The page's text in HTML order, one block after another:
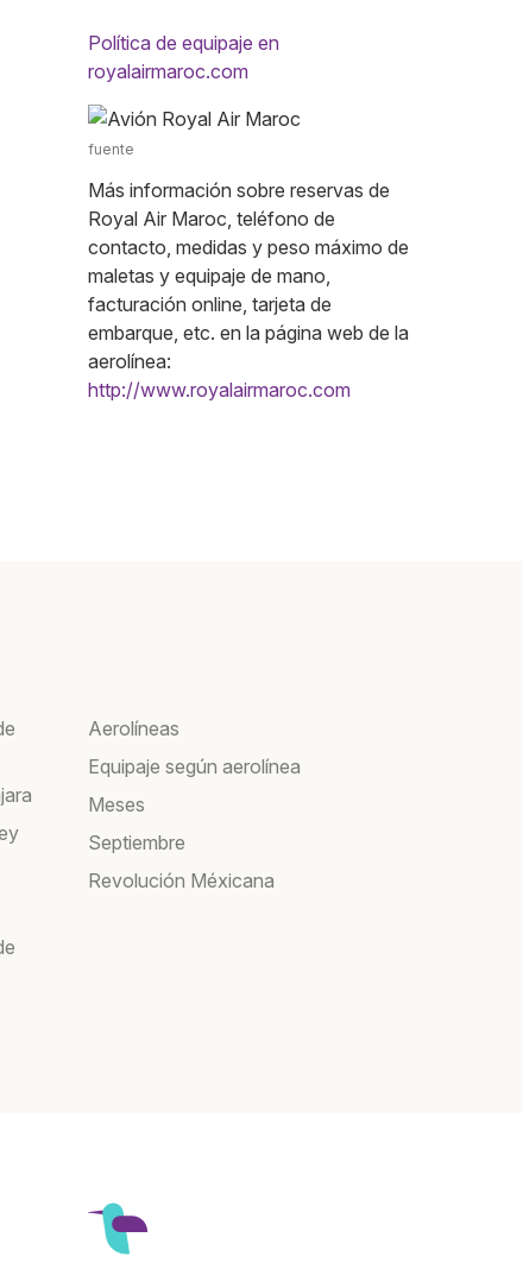
Política de equipaje en
royalairmaroc.com
fuente
Más información sobre reservas de
Royal Air Maroc, teléfono de
contacto, medidas y peso máximo de
maletas y equipaje de mano,
facturación online, tarjeta de
embarque, etc. en la página web de la
aerolínea:
http://www.royalairmaroc.com
Aerolíneas
Equipaje según aerolínea
Meses
Septiembre
Revolución Méxicana